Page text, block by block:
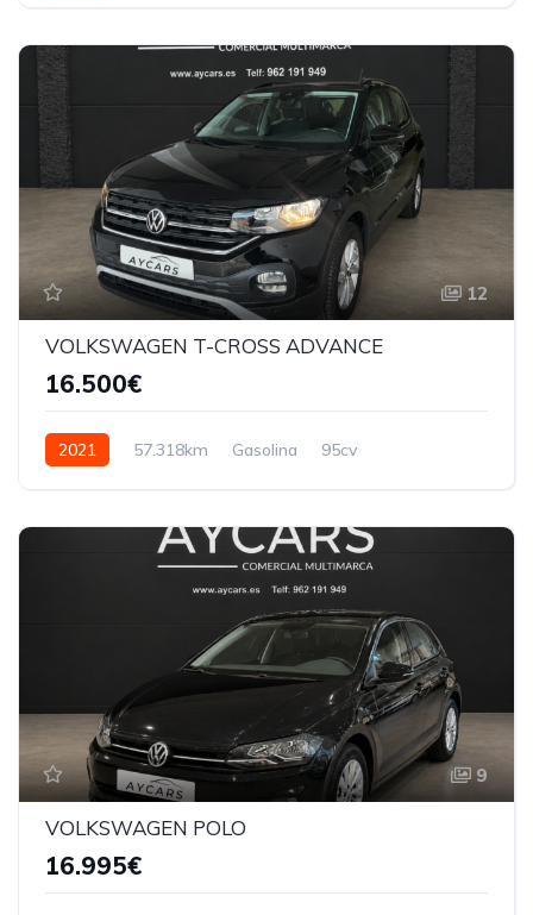
12
VOLKSWAGEN T-CROSS ADVANCE
16.500€
2021 57.318km Gasolina 95cv
9
VOLKSWAGEN POLO
16.995€